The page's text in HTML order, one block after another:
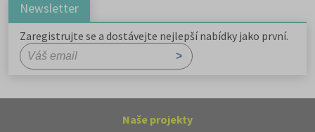
Newsletter
Zaregistrujte se a dostávejte nejlepší nabídky jako první.
Naše projekty